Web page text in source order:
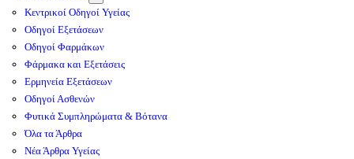
Κεντρικοί Οδηγοί Υγείας
Οδηγοί Εξετάσεων
Οδηγοί Φαρμάκων
Φάρμακα και Εξετάσεις
Ερμηνεία Εξετάσεων
Οδηγοί Ασθενών
Φυτικά Συμπληρώματα & Βότανα
Όλα τα Άρθρα
Νέα Άρθρα Υγείας